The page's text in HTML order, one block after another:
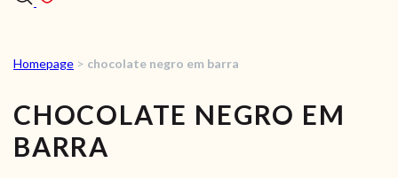
RECEITAS
VÍDEOS
Homepage > chocolate negro em barra
CHOCOLATE NEGRO EM
BARRA